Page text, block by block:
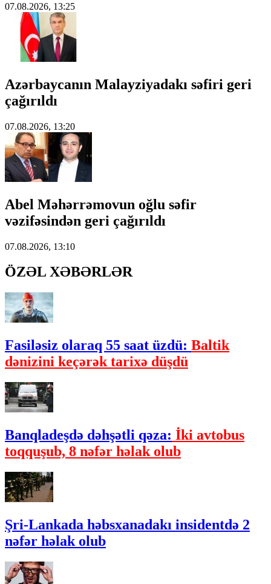
07.08.2026, 13:25
Azərbaycanın Malayziyadakı səfiri geri
çağırıldı
07.08.2026, 13:20
Abel Məhərrəmovun oğlu səfir
vəzifəsindən geri çağırıldı
07.08.2026, 13:10
ÖZƏL XƏBƏRLƏR
Fasiləsiz olaraq 55 saat üzdü: Baltik
dənizini keçərək tarixə düşdü
Banqladeşdə dəhşətli qəza: İki avtobus
toqquşub, 8 nəfər həlak olub
Şri-Lankada həbsxanadakı insidentdə 2
nəfər həlak olub